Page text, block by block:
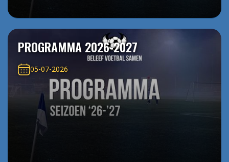
PROGRAMMA 2026-2027
05-07-2026